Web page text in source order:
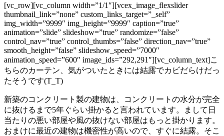
[vc_row][vc_column width=”1/1″][vcex_image_flexslider
thumbnail_link=”none” custom_links_target=”_self”
img_width=”9999″ img_height=”9999″ caption=”true”
animation=”slide” slideshow=”true” randomize=”false”
control_nav=”true” control_thumbs=”false” direction_nav=”true”
smooth_height=”false” slideshow_speed=”7000″
animation_speed=”600″ image_ids=”292,291″][vc_column_text]こ
ちらのカーテン、気がついたときには結露でカビだらけだっ
たそうです(T_T)
新築のコンクリート製の建物は、コンクリートの水分が完全
に抜けるまで5年ぐらい掛かると言われています。まして日
当たりの悪い部屋や風の抜けない部屋はもっと掛かります。
おまけに最近の建物は機密性が高いので、すぐに結露。そこ